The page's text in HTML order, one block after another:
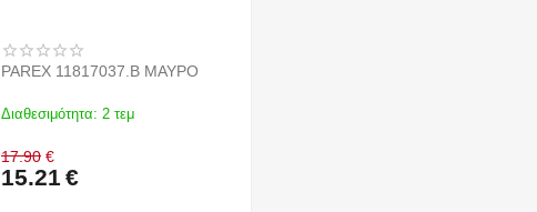
PAREX 11817037.B ΜΑΥΡΟ
Διαθεσιμότητα: 2 τεμ
17.90 €
15.21 €